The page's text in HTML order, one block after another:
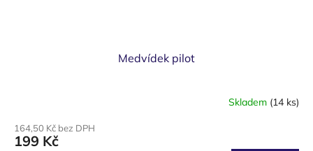
Medvídek pilot
Skladem (14 ks)
164,50 Kč bez DPH
199 Kč